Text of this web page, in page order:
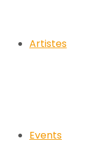
Artistes
Events